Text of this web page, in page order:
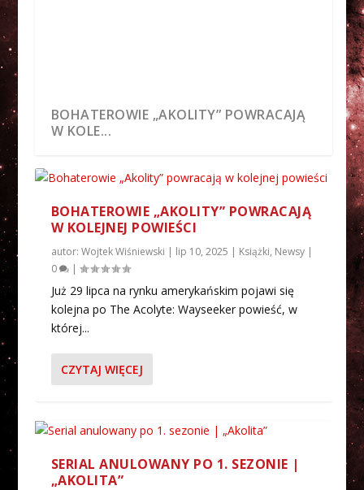
BOHATEROWIE „AKOLITY” POWRACAJĄ
W KOLE...
SERIAL ANULOWANY PO 1. SEZONIE |
„AKOLITA”
AKOLITA S01E04 | RECENZJA SERIALU
AKOLITA S01E03 | RECENZJA SERIALU
MAMY NOWY, KLIMATYCZNY ZWIASTUN
| „AKOLITA”
GARŚĆ NOWYCH ZDJĘĆ Z SERIALU |
„AKOLITA”
BOHATEROWIE „AKOLITY” POWRACAJĄ
W KOLEJNEJ POWIEŚCI
autor: Wojtek Wiśniewski | lip 10, 2025 | Książki, Newsy|
0
|
Już 29 lipca na rynku amerykańskim pojawi się
kolejna po The Acolyte: Wayseeker powieść, w
której...
CZYTAJ WIĘCEJ
SERIAL ANULOWANY PO 1. SEZONIE |
„AKOLITA”